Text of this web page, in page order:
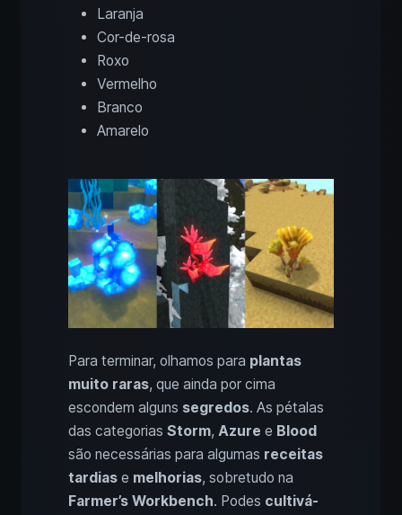
Laranja
Cor-de-rosa
Roxo
Vermelho
Branco
Amarelo
Para terminar, olhamos para plantas
muito raras, que ainda por cima
escondem alguns segredos. As pétalas
das categorias Storm, Azure e Blood
são necessárias para algumas receitas
tardias e melhorias, sobretudo na
Farmer’s Workbench. Podes cultivá-